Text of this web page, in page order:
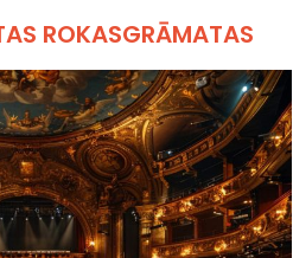
ROKASGRĀMATAS